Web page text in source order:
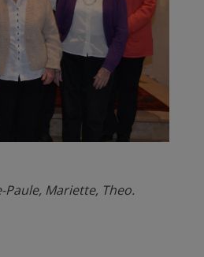
Mariette, Theo.